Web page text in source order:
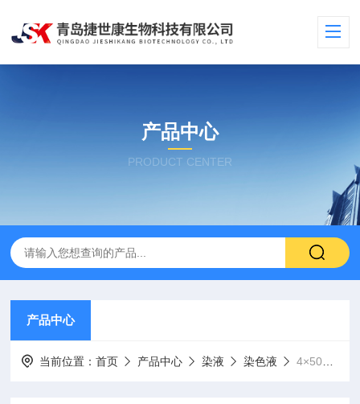
产品中心
PRODUCT CENTER
产品中心
当前位置：首页 产品中心 染液 染色液 4×50ml/瓶conn改良Weigert革兰染色液>生化试剂